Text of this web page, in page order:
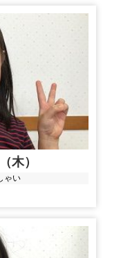
木）
ゃい